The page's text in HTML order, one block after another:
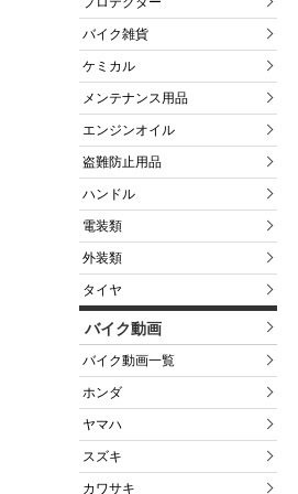
バイク雑貨
ケミカル
メンテナンス用品
エンジンオイル
盗難防止用品
ハンドル
電装類
外装類
タイヤ
バイク動画
バイク動画一覧
ホンダ
ヤマハ
スズキ
カワサキ